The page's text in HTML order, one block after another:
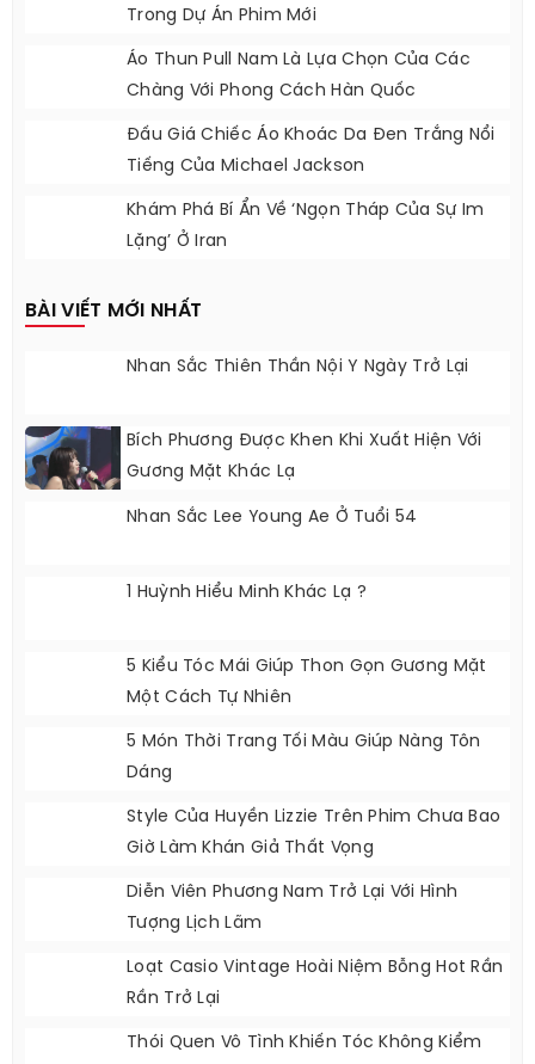
Trong Dự Án Phim Mới
Áo Thun Pull Nam Là Lựa Chọn Của Các
Chàng Với Phong Cách Hàn Quốc
Đấu Giá Chiếc Áo Khoác Da Đen Trắng Nổi
Tiếng Của Michael Jackson
Khám Phá Bí Ẩn Về ‘ngọn Tháp Của Sự Im
Lặng’ Ở Iran
BÀI VIẾT MỚI NHẤT
Nhan Sắc Thiên Thần Nội Y Ngày Trở Lại
Bích Phương Được Khen Khi Xuất Hiện Với
Gương Mặt Khác Lạ
Nhan Sắc Lee Young Ae Ở Tuổi 54
1 Huỳnh Hiểu Minh Khác Lạ ?
5 Kiểu Tóc Mái Giúp Thon Gọn Gương Mặt
Một Cách Tự Nhiên
5 Món Thời Trang Tối Màu Giúp Nàng Tôn
Dáng
Style Của Huyền Lizzie Trên Phim Chưa Bao
Giờ Làm Khán Giả Thất Vọng
Diễn Viên Phương Nam Trở Lại Với Hình
Tượng Lịch Lãm
Loạt Casio Vintage Hoài Niệm Bỗng Hot Rần
Rần Trở Lại
Thói Quen Vô Tình Khiến Tóc Không Kiểm